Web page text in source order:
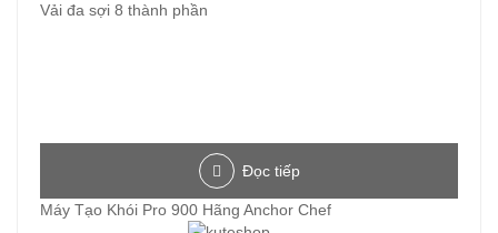
Vải đa sợi 8 thành phần
Đọc tiếp
Máy Tạo Khói Pro 900 Hãng Anchor Chef